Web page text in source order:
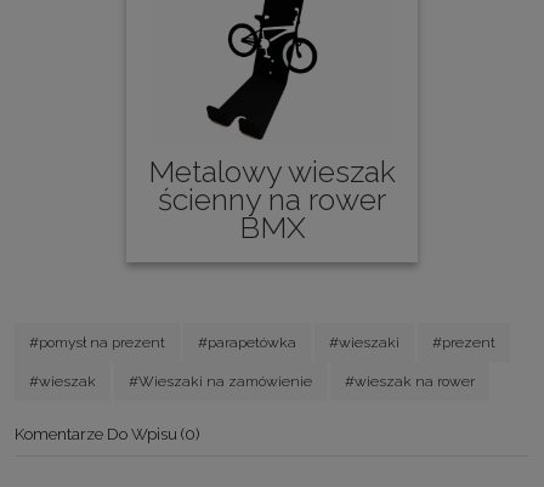
#pomysł na prezent #parapetówka #wieszaki #prezent
#wieszak #Wieszaki na zamówienie #wieszak na rower
Komentarze Do Wpisu (0)